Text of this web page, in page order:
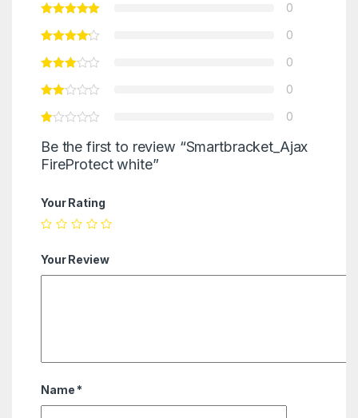
0
0
0
0
0
Be the first to review “Smartbracket_Ajax
FireProtect white”
Your Rating
Your Review
Name *